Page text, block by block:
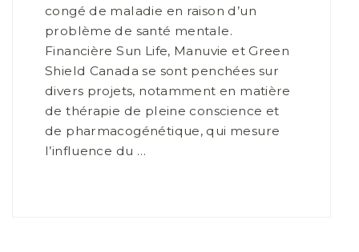
congé de maladie en raison d’un
problème de santé mentale.
Financière Sun Life, Manuvie et Green
Shield Canada se sont penchées sur
divers projets, notamment en matière
de thérapie de pleine conscience et
de pharmacogénétique, qui mesure
l’influence du …